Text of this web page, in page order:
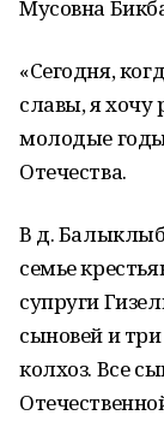
Мусовна
«Сегодня,
славы, я хочу
молодые
Отечества.
В д.
семье
супруги
сыновей и
колхоз. Все